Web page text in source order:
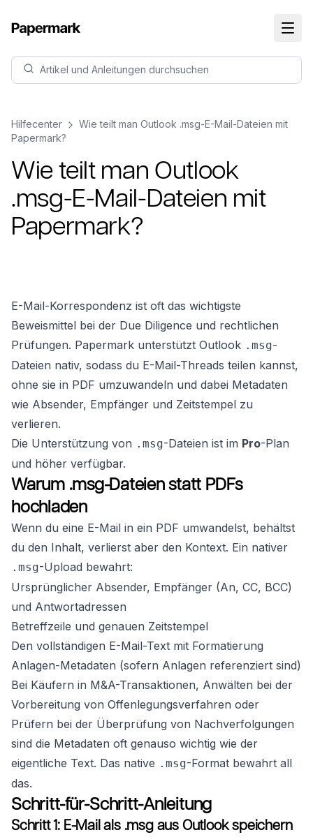
Artikel und Anleitungen durchsuchen
Hilfecenter
Wie teilt man Outlook .msg-E-Mail-Dateien mit
Papermark?
Wie teilt man Outlook
.msg-E-Mail-Dateien mit
Papermark?
E-Mail-Korrespondenz ist oft das wichtigste
Beweismittel bei der Due Diligence und rechtlichen
Prüfungen. Papermark unterstützt Outlook .msg-
Dateien nativ, sodass du E-Mail-Threads teilen kannst,
ohne sie in PDF umzuwandeln und dabei Metadaten
wie Absender, Empfänger und Zeitstempel zu
verlieren.
Die Unterstützung von .msg-Dateien ist im Pro-Plan
und höher verfügbar.
Warum .msg-Dateien statt PDFs
hochladen
Wenn du eine E-Mail in ein PDF umwandelst, behältst
du den Inhalt, verlierst aber den Kontext. Ein nativer
.msg-Upload bewahrt:
Ursprünglicher Absender, Empfänger (An, CC, BCC)
und Antwortadressen
Betreffzeile und genauen Zeitstempel
Den vollständigen E-Mail-Text mit Formatierung
Anlagen-Metadaten (sofern Anlagen referenziert sind)
Bei Käufern in M&A-Transaktionen, Anwälten bei der
Vorbereitung von Offenlegungsverfahren oder
Prüfern bei der Überprüfung von Nachverfolgungen
sind die Metadaten oft genauso wichtig wie der
eigentliche Text. Das native .msg-Format bewahrt all
das.
Schritt-für-Schritt-Anleitung
Schritt 1: E-Mail als .msg aus Outlook speichern